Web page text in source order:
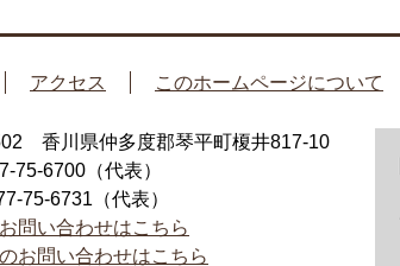
アクセス このホームページについて
香川県仲多度郡琴平町榎井817-10
75-6700（代表）
75-6731（代表）
問い合わせはこちら
お問い合わせはこちら